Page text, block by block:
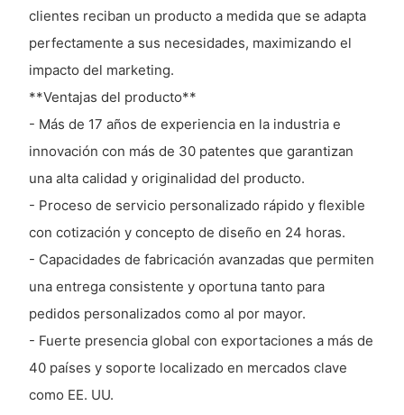
clientes reciban un producto a medida que se adapta
perfectamente a sus necesidades, maximizando el
impacto del marketing.
**Ventajas del producto**
- Más de 17 años de experiencia en la industria e
innovación con más de 30 patentes que garantizan
una alta calidad y originalidad del producto.
- Proceso de servicio personalizado rápido y flexible
con cotización y concepto de diseño en 24 horas.
- Capacidades de fabricación avanzadas que permiten
una entrega consistente y oportuna tanto para
pedidos personalizados como al por mayor.
- Fuerte presencia global con exportaciones a más de
40 países y soporte localizado en mercados clave
como EE. UU.